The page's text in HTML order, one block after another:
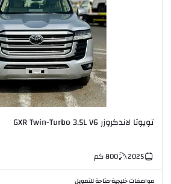
تويوتا لاندكروزر GXR Twin-Turbo 3.5L V6
2025
800كم
مواصفات خليجية•متاحة للتمويل